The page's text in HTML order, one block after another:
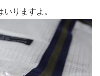
りますよ。